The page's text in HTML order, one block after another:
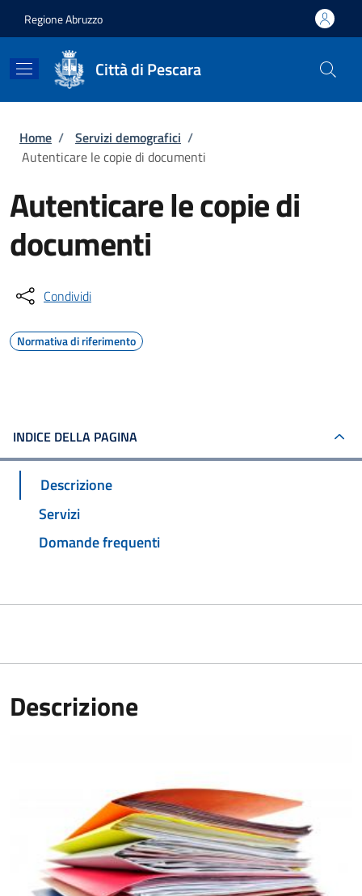
Regione Abruzzo
Città di Pescara
Briciole di pane
Home / Servizi demografici /
Autenticare le copie di documenti
Autenticare le copie di
documenti
Condividi
Normativa di riferimento
INDICE DELLA PAGINA
Descrizione
Servizi
Domande frequenti
Descrizione